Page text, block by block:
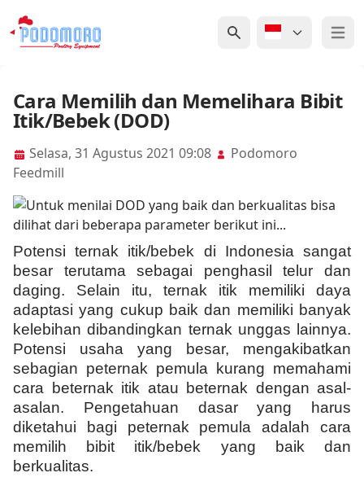
Open
Cara Memilih dan Memelihara Bibit
Itik/Bebek (DOD)
Selasa, 31 Agustus 2021 09:08
Podomoro
Feedmill
Potensi ternak itik/bebek di Indonesia sangat
besar terutama sebagai penghasil telur dan
daging. Selain itu, ternak itik memiliki daya
adaptasi yang cukup baik dan memiliki banyak
kelebihan dibandingkan ternak unggas lainnya.
Potensi usaha yang besar, mengakibatkan
sebagian peternak pemula kurang memahami
cara beternak itik atau beternak dengan asal-
asalan. Pengetahuan dasar yang harus
diketahui bagi peternak pemula adalah cara
memilih bibit itik/bebek yang baik dan
berkualitas.